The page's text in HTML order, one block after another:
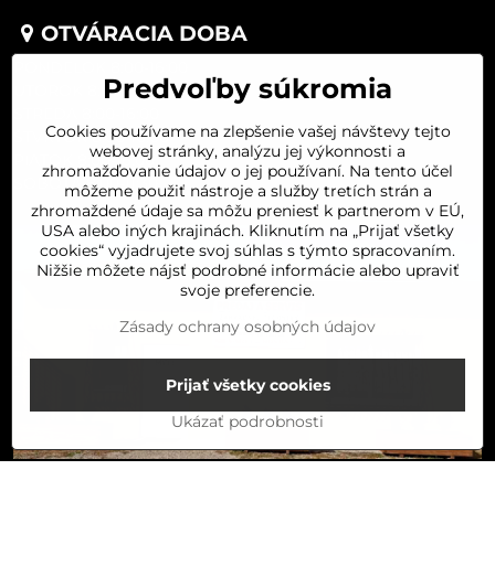
OTVÁRACIA DOBA
UTOROK 8:00-16:00
ŠTVRTOK 8:00-16:00
PIATOK 8:00-16:00
SOBOTA 8:00-11:30
Predvoľby súkromia
Cookies používame na zlepšenie vašej návštevy tejto
webovej stránky, analýzu jej výkonnosti a
zhromažďovanie údajov o jej používaní. Na tento účel
môžeme použiť nástroje a služby tretích strán a
zhromaždené údaje sa môžu preniesť k partnerom v EÚ,
USA alebo iných krajinách. Kliknutím na „Prijať všetky
cookies“ vyjadrujete svoj súhlas s týmto spracovaním.
Nižšie môžete nájsť podrobné informácie alebo upraviť
svoje preferencie.
Zásady ochrany osobných údajov
Ukázať podrobnosti
Prijať všetky cookies